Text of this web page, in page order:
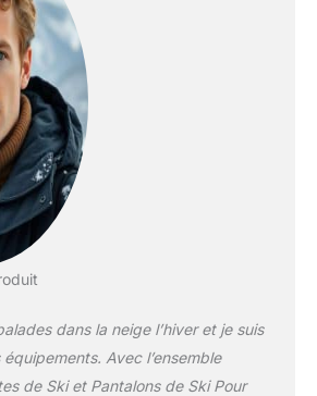
d'un col coupe-vent
rehaussé et de poches
zippées aux poignets. Le
pantalon de ski pour
homme est doté d'une
sangle amovible, d'une
fermeture à glissière
imperméable et d'un
velcro, d'un tissu double
couche résistant à la
performance, avec des
coutures entièrement
scellées garantissant que
dans la neige l’hiver et je suis
Avec l’ensemble
de Ski et Pantalons de Ski Pour